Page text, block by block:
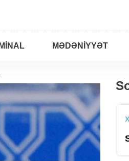
MƏDƏNIYYƏT